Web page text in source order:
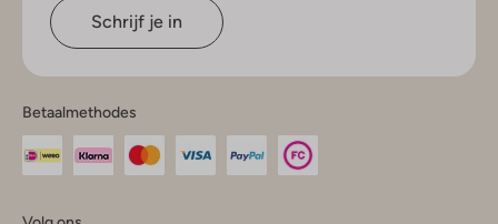
Schrijf je in
Betaalmethodes